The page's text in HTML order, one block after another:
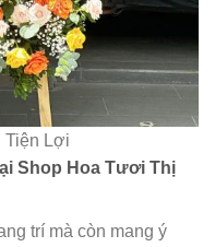
Tiện Lợi
Shop Hoa Tươi Thị
trí mà còn mang ý